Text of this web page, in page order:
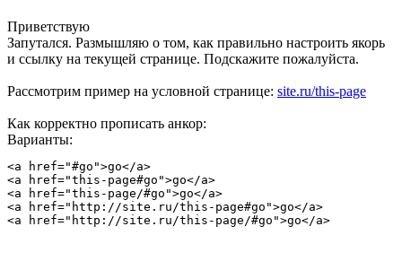
Приветствую
Запутался. Размышляю о том, как правильно настроить якорь
и ссылку на текущей странице. Подскажите пожалуйста.
Рассмотрим пример на условной странице: site.ru/this-page
Как корректно прописать анкор:
Варианты:
<a href="#go">go</a>
<a href="this-page#go">go</a>
<a href="this-page/#go">go</a>
<a href="http://site.ru/this-page#go">go</a>
<a href="http://site.ru/this-page/#go">go</a>